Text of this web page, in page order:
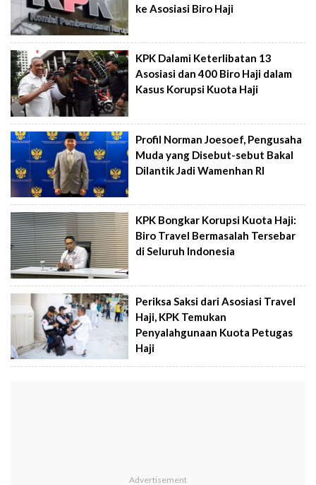
ke Asosiasi Biro Haji
KPK Dalami Keterlibatan 13
Asosiasi dan 400 Biro Haji dalam
Kasus Korupsi Kuota Haji
Profil Norman Joesoef, Pengusaha
Muda yang Disebut-sebut Bakal
Dilantik Jadi Wamenhan RI
KPK Bongkar Korupsi Kuota Haji:
Biro Travel Bermasalah Tersebar
di Seluruh Indonesia
Periksa Saksi dari Asosiasi Travel
Haji, KPK Temukan
Penyalahgunaan Kuota Petugas
Haji